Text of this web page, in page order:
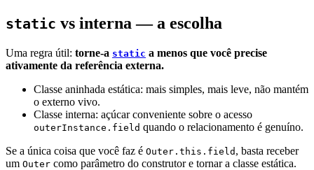
static vs interna — a escolha
Uma regra útil: torne-a static a menos que você precise
ativamente da referência externa.
Classe aninhada estática: mais simples, mais leve, não mantém
o externo vivo.
Classe interna: açúcar conveniente sobre o acesso
outerInstance.field quando o relacionamento é genuíno.
Se a única coisa que você faz é Outer.this.field , basta receber
um Outer como parâmetro do construtor e tornar a classe estática.